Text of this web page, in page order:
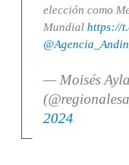
elección como
Mundial https://
— Moisés
2024